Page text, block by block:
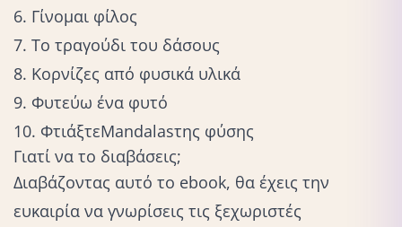
6. Γίνομαι φίλος
7. Το τραγούδι του δάσους
8. Κορνίζες από φυσικά υλικά
9. Φυτεύω ένα φυτό
10. ΦτιάξτεMandalasτης φύσης
Γιατί να το διαβάσεις;
Διαβάζοντας αυτό το ebook, θα έχεις την
ευκαιρία να γνωρίσεις τις ξεχωριστές